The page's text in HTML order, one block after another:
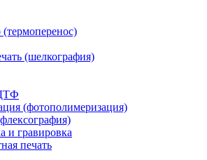
(шелкография)
(фотополимеризация)
и гравировка
печать